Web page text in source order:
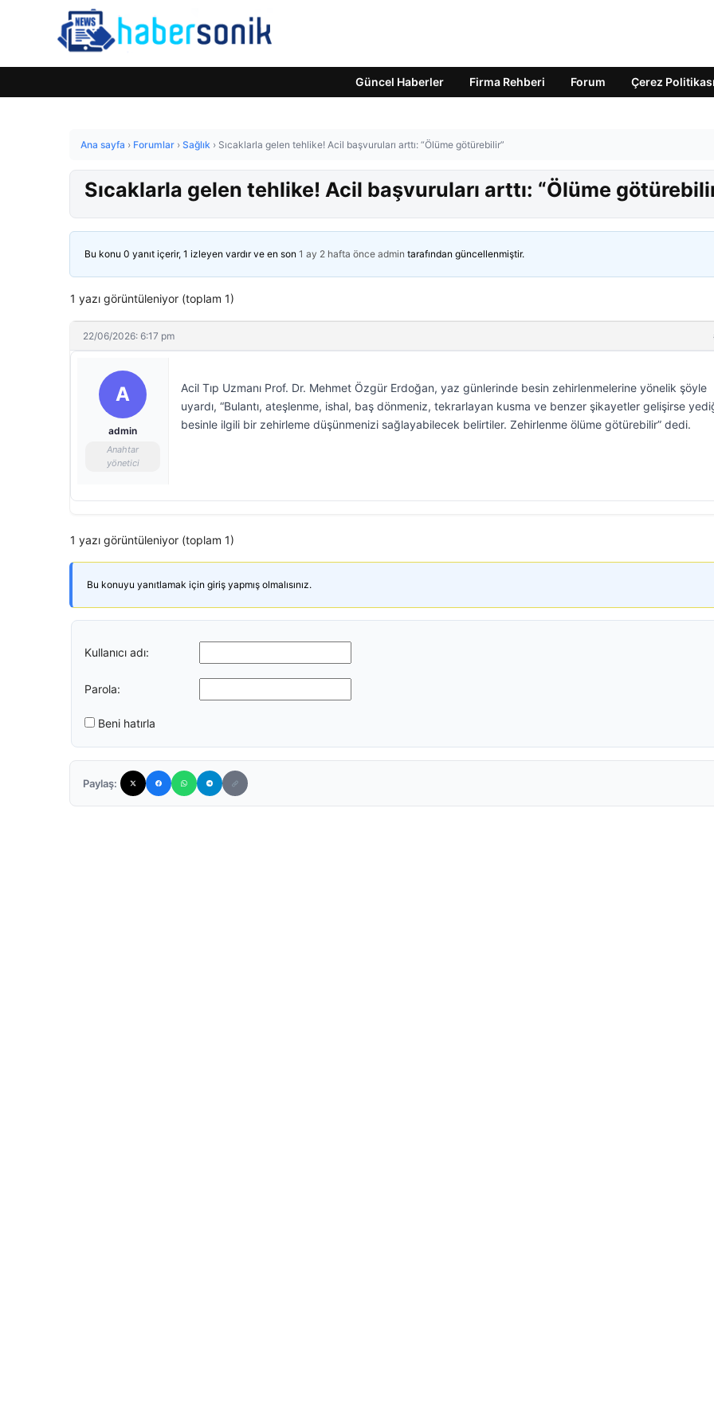
Güncel Haberler Firma Rehberi Forum Çerez Politikası
Ana sayfa › Forumlar › Sağlık › Sıcaklarla gelen tehlike! Acil başvuruları arttı: “Ölüme götürebilir”
Sıcaklarla gelen tehlike! Acil başvuruları arttı: “Ölüme
Bu konu 0 yanıt içerir, 1 izleyen vardır ve en son 1 ay 2 hafta önce admin tarafından güncellenmiştir.
1 yazı görüntüleniyor (toplam 1)
22/06/2026: 6:17 pm
A
admin
Anahtar
yönetici
Acil Tıp Uzmanı Prof. Dr. Mehmet Özgür Erdoğan, yaz günlerinde besin zehirlenmelerine yönelik şöyle
uyardı, “Bulantı, ateşlenme, ishal, baş dönmeniz, tekrarlayan kusma ve benzer şikayetler gelişirse
besinle ilgili bir zehirleme düşünmenizi sağlayabilecek belirtiler. Zehirlenme ölüme götürebilir” dedi.
1 yazı görüntüleniyor (toplam 1)
Bu konuyu yanıtlamak için giriş yapmış olmalısınız.
Kullanıcı adı:
Parola:
Beni hatırla
Paylaş: